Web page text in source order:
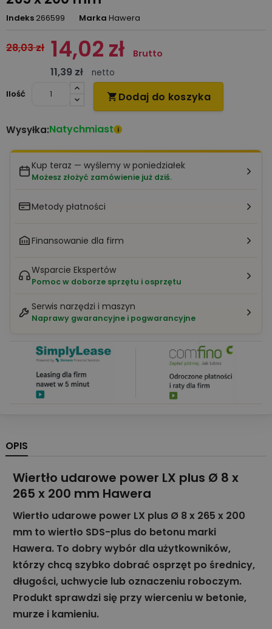
Indeks 266599 Marka Hawera
28,03 zł 14,02 zł Brutto
11,39 zł
netto
Ilość
 Dodaj do koszyka
Wysyłka:Natychmiast i
Kup teraz — wyślemy w poniedziałek
Możesz złożyć zamówienie już dziś.
Metody płatności
Finansowanie dla firm
Wsparcie Ekspertów
Pomoc w doborze sprzętu i osprzętu
Serwis narzędzi i maszyn
Naprawy gwarancyjne i pogwarancyjne
OPIS
Wiertło udarowe power LX plus Ø 8 x
265 x 200 mm Hawera
Wiertło udarowe power LX plus Ø 8 x 265 x 200
mm to wiertło SDS-plus do betonu marki
Hawera. To dobry wybór dla użytkowników,
którzy chcą szybko dobrać osprzęt po średnicy,
długości, uchwycie lub oznaczeniu roboczym.
Produkt sprawdzi się przy wierceniu w betonie,
murze i kamieniu.